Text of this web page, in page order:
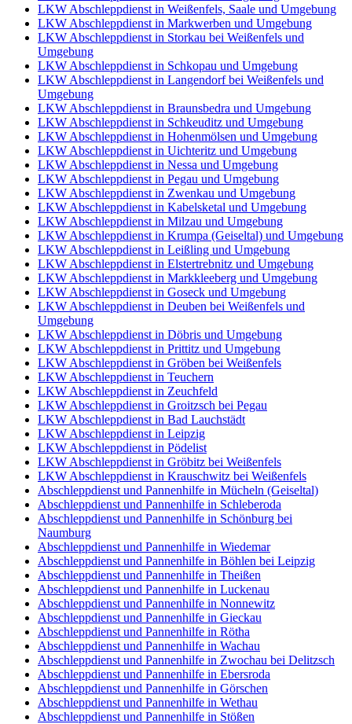
LKW Abschleppdienst in Weißenfels, Saale und Umgebung
LKW Abschleppdienst in Markwerben und Umgebung
LKW Abschleppdienst in Storkau bei Weißenfels und
Umgebung
LKW Abschleppdienst in Schkopau und Umgebung
LKW Abschleppdienst in Langendorf bei Weißenfels und
Umgebung
LKW Abschleppdienst in Braunsbedra und Umgebung
LKW Abschleppdienst in Schkeuditz und Umgebung
LKW Abschleppdienst in Hohenmölsen und Umgebung
LKW Abschleppdienst in Uichteritz und Umgebung
LKW Abschleppdienst in Nessa und Umgebung
LKW Abschleppdienst in Pegau und Umgebung
LKW Abschleppdienst in Zwenkau und Umgebung
LKW Abschleppdienst in Kabelsketal und Umgebung
LKW Abschleppdienst in Milzau und Umgebung
LKW Abschleppdienst in Krumpa (Geiseltal) und Umgebung
LKW Abschleppdienst in Leißling und Umgebung
LKW Abschleppdienst in Elstertrebnitz und Umgebung
LKW Abschleppdienst in Markkleeberg und Umgebung
LKW Abschleppdienst in Goseck und Umgebung
LKW Abschleppdienst in Deuben bei Weißenfels und
Umgebung
LKW Abschleppdienst in Döbris und Umgebung
LKW Abschleppdienst in Prittitz und Umgebung
LKW Abschleppdienst in Gröben bei Weißenfels
LKW Abschleppdienst in Teuchern
LKW Abschleppdienst in Zeuchfeld
LKW Abschleppdienst in Groitzsch bei Pegau
LKW Abschleppdienst in Bad Lauchstädt
LKW Abschleppdienst in Leipzig
LKW Abschleppdienst in Pödelist
LKW Abschleppdienst in Gröbitz bei Weißenfels
LKW Abschleppdienst in Krauschwitz bei Weißenfels
Abschleppdienst und Pannenhilfe in Mücheln (Geiseltal)
Abschleppdienst und Pannenhilfe in Schleberoda
Abschleppdienst und Pannenhilfe in Schönburg bei
Naumburg
Abschleppdienst und Pannenhilfe in Wiedemar
Abschleppdienst und Pannenhilfe in Böhlen bei Leipzig
Abschleppdienst und Pannenhilfe in Theißen
Abschleppdienst und Pannenhilfe in Luckenau
Abschleppdienst und Pannenhilfe in Nonnewitz
Abschleppdienst und Pannenhilfe in Gieckau
Abschleppdienst und Pannenhilfe in Rötha
Abschleppdienst und Pannenhilfe in Wachau
Abschleppdienst und Pannenhilfe in Zwochau bei Delitzsch
Abschleppdienst und Pannenhilfe in Ebersroda
Abschleppdienst und Pannenhilfe in Görschen
Abschleppdienst und Pannenhilfe in Wethau
Abschleppdienst und Pannenhilfe in Stößen